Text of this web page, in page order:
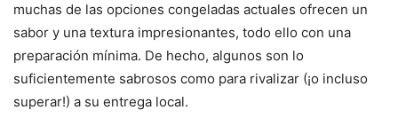
muchas de las opciones congeladas actuales ofrecen un
sabor y una textura impresionantes, todo ello con una
preparación mínima. De hecho, algunos son lo
suficientemente sabrosos como para rivalizar (¡o incluso
superar!) a su entrega local.